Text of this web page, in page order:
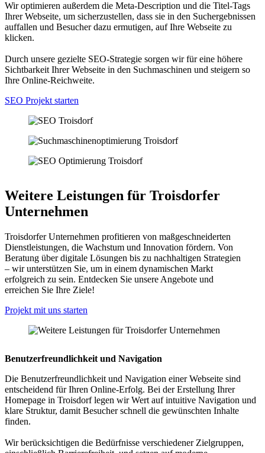
Wir optimieren außerdem die Meta-Description und die Titel-Tags
Ihrer Webseite, um sicherzustellen, dass sie in den Suchergebnissen
auffallen und Besucher dazu ermutigen, auf Ihre Webseite zu
klicken.
Durch unsere gezielte SEO-Strategie sorgen wir für eine höhere
Sichtbarkeit Ihrer Webseite in den Suchmaschinen und steigern so
Ihre Online-Reichweite.
SEO Projekt starten
Weitere Leistungen für Troisdorfer
Unternehmen
Troisdorfer Unternehmen profitieren von maßgeschneiderten
Dienstleistungen, die Wachstum und Innovation fördern. Von
Beratung über digitale Lösungen bis zu nachhaltigen Strategien
– wir unterstützen Sie, um in einem dynamischen Markt
erfolgreich zu sein. Entdecken Sie unsere Angebote und
erreichen Sie Ihre Ziele!
Projekt mit uns starten
Benutzerfreundlichkeit und Navigation
Die Benutzerfreundlichkeit und Navigation einer Webseite sind
entscheidend für Ihren Online-Erfolg. Bei der Erstellung Ihrer
Homepage in Troisdorf legen wir Wert auf intuitive Navigation und
klare Struktur, damit Besucher schnell die gewünschten Inhalte
finden.
Wir berücksichtigen die Bedürfnisse verschiedener Zielgruppen,